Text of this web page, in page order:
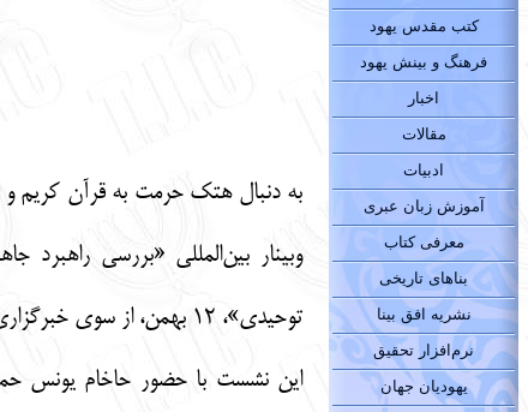
کتب مقدس یهود
فرهنگ و بینش یهود
اخبار
مقالات
ادبیات
آموزش زبان عبری
معرفی کتاب
بناهای تاریخی
نشریه افق بینا
نرم‌افزار تحقیق
یهودیان جهان
به دنبال هتک حرمت به قرآن کریم و
وبینار بین‌المللی «بررسی راهبرد
توحیدی»، ۱۲ بهمن، از سوی خبرگزاری بین‌المللی قرآن (ایکنا) برگزار ‌شد.
این نشست با حضور حاخام یونس